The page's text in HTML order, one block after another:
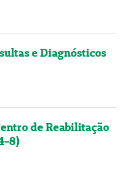
e Diagnósticos
de Reabilitação
8)